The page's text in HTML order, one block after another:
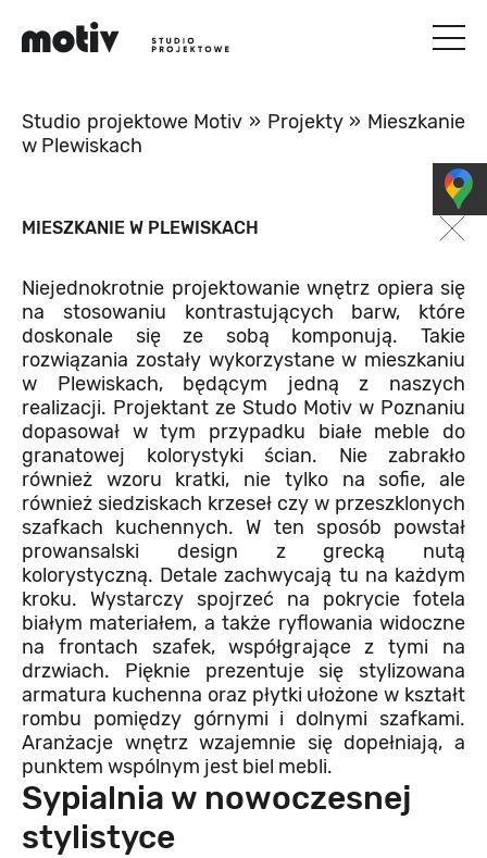
Studio projektowe Motiv » Projekty» Mieszkanie
w Plewiskach
MIESZKANIE W PLEWISKACH
Niejednokrotnie projektowanie wnętrz opiera się
na stosowaniu kontrastujących barw, które
doskonale się ze sobą komponują. Takie
rozwiązania zostały wykorzystane w mieszkaniu
w Plewiskach, będącym jedną z naszych
realizacji. Projektant ze Studo Motiv w Poznaniu
dopasował w tym przypadku białe meble do
granatowej kolorystyki ścian. Nie zabrakło
również wzoru kratki, nie tylko na sofie, ale
również siedziskach krzeseł czy w przeszklonych
szafkach kuchennych. W ten sposób powstał
prowansalski design z grecką nutą
kolorystyczną. Detale zachwycają tu na każdym
kroku. Wystarczy spojrzeć na pokrycie fotela
białym materiałem, a także ryflowania widoczne
na frontach szafek, współgrające z tymi na
drzwiach. Pięknie prezentuje się stylizowana
armatura kuchenna oraz płytki ułożone w kształt
rombu pomiędzy górnymi i dolnymi szafkami.
Aranżacje wnętrz wzajemnie się dopełniają, a
punktem wspólnym jest biel mebli.
Sypialnia w nowoczesnej
stylistyce